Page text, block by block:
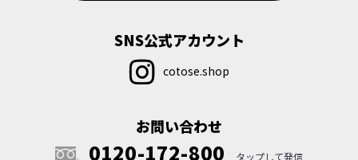
SNS公式アカウント
cotose.shop
お問い合わせ
0120-172-800